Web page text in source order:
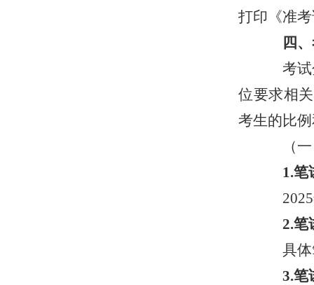
打印《准
四、
考试
位要求相
考生的比
（一
1.笔
2025
2.笔
具体
3.笔